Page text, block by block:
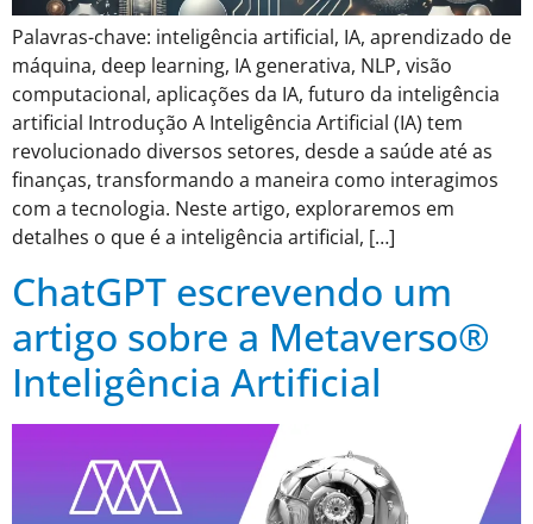
Palavras-chave: inteligência artificial, IA, aprendizado de
máquina, deep learning, IA generativa, NLP, visão
computacional, aplicações da IA, futuro da inteligência
artificial Introdução A Inteligência Artificial (IA) tem
revolucionado diversos setores, desde a saúde até as
finanças, transformando a maneira como interagimos
com a tecnologia. Neste artigo, exploraremos em
detalhes o que é a inteligência artificial, […]
ChatGPT escrevendo um
artigo sobre a Metaverso®
Inteligência Artificial